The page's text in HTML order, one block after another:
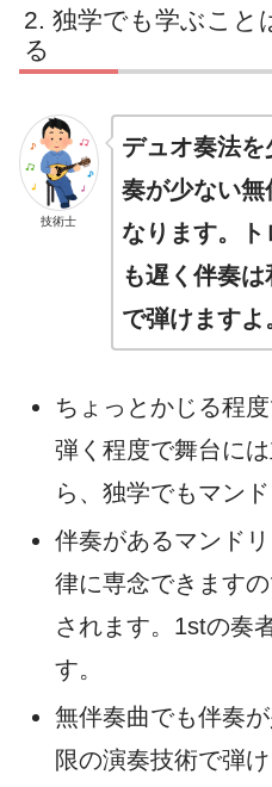
独学でも学ぶこと
る
技術士
デュオ奏法
奏が少ない
なります。
も遅く伴奏
で弾けますよ
ちょっとかじる程
弾く程度で舞台に
ら、独学でもマン
伴奏があるマンド
律に専念できます
されます。1stの奏
す。
無伴奏曲でも伴奏
限の演奏技術で弾